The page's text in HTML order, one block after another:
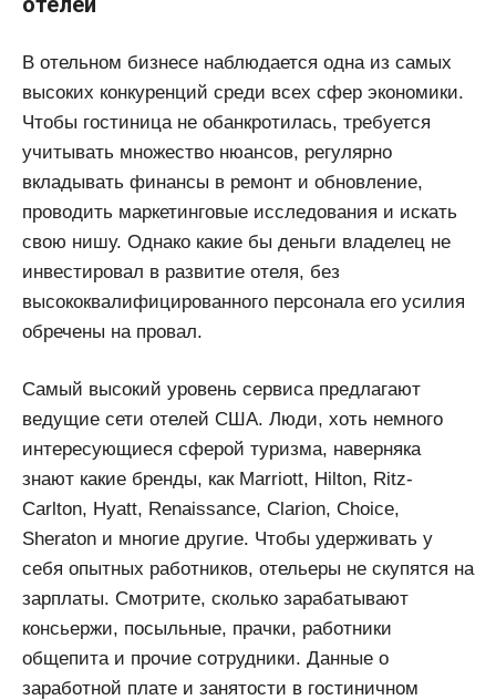
В отельном бизнесе наблюдается одна из самых
высоких конкуренций среди всех сфер экономики.
Чтобы гостиница не обанкротилась, требуется
учитывать множество нюансов, регулярно
вкладывать финансы в ремонт и обновление,
проводить маркетинговые исследования и искать
свою нишу. Однако какие бы деньги владелец не
инвестировал в развитие отеля, без
высококвалифицированного персонала его усилия
обречены на провал.
Самый высокий уровень сервиса предлагают
ведущие сети отелей США. Люди, хоть немного
интересующиеся сферой туризма, наверняка
знают какие бренды, как Marriott, Hilton, Ritz-
Carlton, Hyatt, Renaissance, Clarion, Choice,
Sheraton и многие другие. Чтобы удерживать у
себя опытных работников, отельеры не скупятся на
зарплаты. Смотрите, сколько зарабатывают
консьержи, посыльные, прачки, работники
общепита и прочие сотрудники. Данные о
заработной плате и занятости в гостиничном